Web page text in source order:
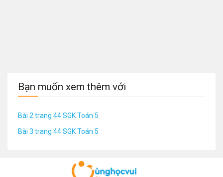
Bạn muốn xem thêm với
Bài 2 trang 44 SGK Toán 5
Bài 3 trang 44 SGK Toán 5